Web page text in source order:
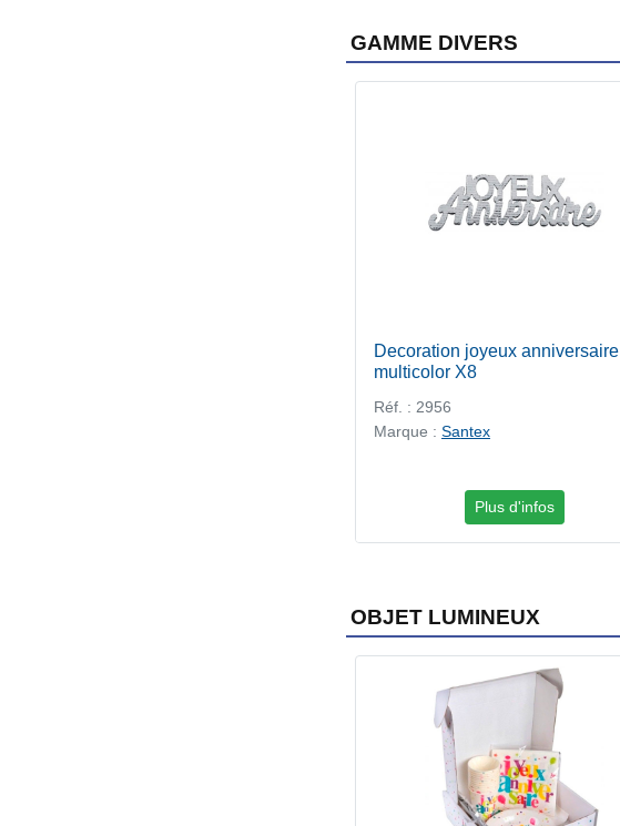
GAMME DIVERS
Decoration joyeux anniversaire
multicolor X8
Réf. : 2956
Marque : Santex
Plus d'infos
OBJET LUMINEUX